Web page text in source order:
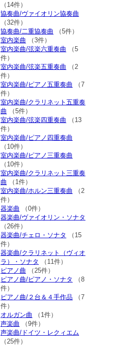
（14件）
協奏曲/ヴァイオリン協奏曲
（32件）
協奏曲/二重協奏曲 （5件）
室内楽曲 （3件）
室内楽曲/弦楽六重奏曲 （5
件）
室内楽曲/弦楽五重奏曲 （2
件）
室内楽曲/ピアノ五重奏曲 （7
件）
室内楽曲/クラリネット五重奏
曲 （5件）
室内楽曲/弦楽四重奏曲 （13
件）
室内楽曲/ピアノ四重奏曲
（10件）
室内楽曲/ピアノ三重奏曲
（10件）
室内楽曲/クラリネット三重奏
曲 （1件）
室内楽曲/ホルン三重奏曲 （2
件）
器楽曲 （0件）
器楽曲/ヴァイオリン・ソナタ
（26件）
器楽曲/チェロ・ソナタ
（15
件）
器楽曲/クラリネット（ヴィオ
ラ）・ソナタ
（11件）
ピアノ曲 （25件）
ピアノ曲/ピアノ・ソナタ
（8
件）
ピアノ曲/２台＆４手作品 （7
件）
オルガン曲 （1件）
声楽曲 （9件）
声楽曲/ドイツ・レクィエム
（25件）